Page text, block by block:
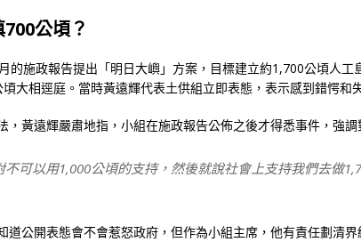
公頃？
的施政報告提出「明日大嶼」方案，目標建立約1,700公頃人工
大相逕庭。當時黃遠輝代表土供組立即表態，表示感到錯愕和
，黃遠輝嚴肅地指，小組在施政報告公佈之後才得悉事件，強調
不可以用1,000公頃的支持，然後就說社會上支持我們去做
道公開表態會不會惹怒政府，但作為小組主席，他有責任劃清